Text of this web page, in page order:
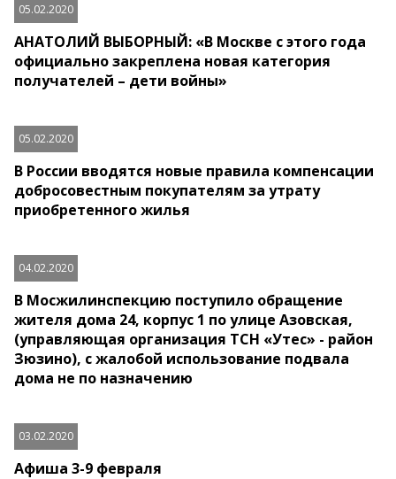
05.02.2020
АНАТОЛИЙ ВЫБОРНЫЙ: «В Москве с этого года
официально закреплена новая категория
получателей – дети войны»
05.02.2020
В России вводятся новые правила компенсации
добросовестным покупателям за утрату
приобретенного жилья
04.02.2020
В Мосжилинспекцию поступило обращение
жителя дома 24, корпус 1 по улице Азовская,
(управляющая организация ТСН «Утес» - район
Зюзино), с жалобой использование подвала
дома не по назначению
03.02.2020
Афиша 3-9 февраля